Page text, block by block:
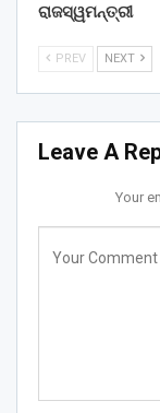
ରାଜସ୍ୱମନ୍ତ୍ରୀ
PREV NEXT
Leave A
Your